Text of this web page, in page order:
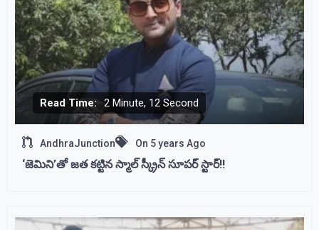
Read Time: 2 Minute, 12 Second
AndhraJunction On 5 years Ago
‘జెమిని’తో జత కట్టిన స్మాల్ స్క్రీన్ సూపర్ స్టార్!!